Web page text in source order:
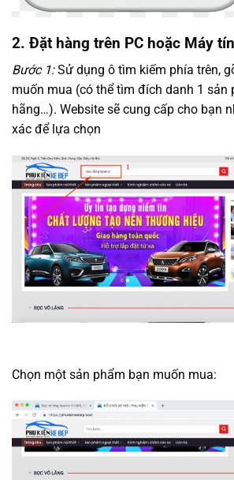
2. Đặt hàng trên PC hoặc Máy
Bước 1:Sử dụng ô tìm kiếm phía trên,
muốn mua (có thể tìm đích danh 1 sản
hãng…). Website sẽ cung cấp cho bạn
xác để lựa chọn
Chọn một sản phẩm bạn muốn mua: